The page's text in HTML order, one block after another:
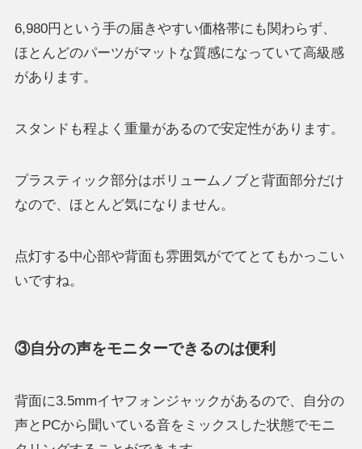
6,980円という手の届きやすい価格帯にも関わらず、
ほとんどのパーツがマットな質感になっていて高級感
があります。
スタンドも程よく重量があるので安定性があります。
プラスティック部分はボリュームノブと背面部分だけ
なので、ほとんど気になりません。
点灯する中心部や背面も雰囲気がでてとてもかっこい
いですね。
③自分の声をモニターできるのは便利
背面に3.5mmイヤフォンジャックがあるので、自分の
声とPCから聞いている音をミックスした状態でモニ